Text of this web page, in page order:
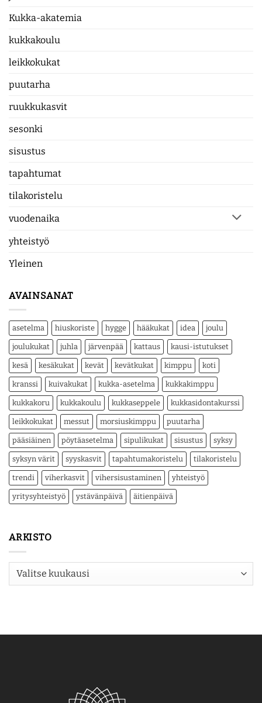
Kukka-akatemia
kukkakoulu
leikkokukat
puutarha
ruukkukasvit
sesonki
sisustus
tapahtumat
tilakoristelu
vuodenaika
yhteistyö
Yleinen
AVAINSANAT
asetelma hiuskoriste hygge hääkukat idea joulu
joulukukat juhla järvenpää kattaus kausi-istutukset
kesä kesäkukat kevät kevätkukat kimppu koti
kranssi kuivakukat kukka-asetelma kukkakimppu
kukkakoru kukkakoulu kukkaseppele kukkasidontakurssi
leikkokukat messut morsiuskimppu puutarha
pääsiäinen pöytäasetelma sipulikukat sisustus syksy
syksyn värit syyskasvit tapahtumakoristelu tilakoristelu
trendi viherkasvit vihersisustaminen yhteistyö
yritysyhteistyö ystävänpäivä äitienpäivä
ARKISTO
Arkisto